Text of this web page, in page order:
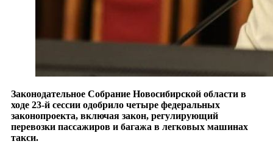
Законодательное Собрание Новосибирской области в
ходе 23-й сессии одобрило четыре федеральных
законопроекта, включая закон, регулирующий
перевозки пассажиров и багажа в легковых машинах
такси.